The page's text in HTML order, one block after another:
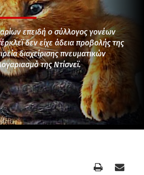
επειδή ο σύλλογος γονέων
δεν είχε άδεια προβολής της
διαχείρισης πνευματικών
της Ντίσνεϊ.